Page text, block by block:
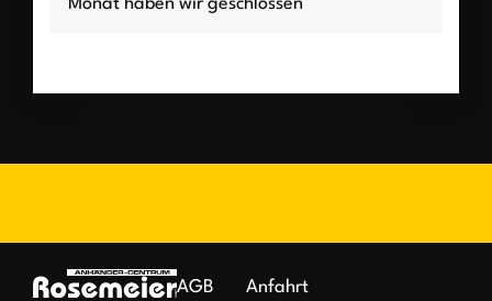
Monat haben wir geschlossen
AGB Anfahrt